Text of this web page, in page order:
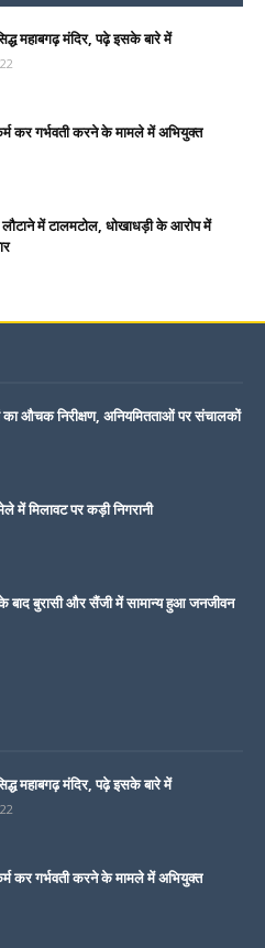
महाबगढ़ मंदिर, पढ़े इसके बारे में
कर गर्भवती करने के मामले में अभियुक्त
में टालमटोल, धोखाधड़ी के आरोप में
का औचक निरीक्षण, अनियमितताओं पर संचालकों
में मिलावट पर कड़ी निगरानी
बाद बुरासी और सैंजी में सामान्य हुआ जनजीवन
महाबगढ़ मंदिर, पढ़े इसके बारे में
कर गर्भवती करने के मामले में अभियुक्त